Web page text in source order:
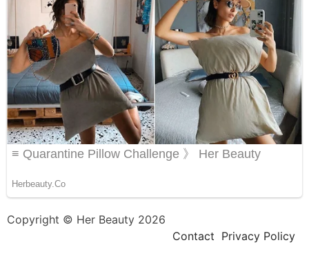
Copyright © Her Beauty 2026
Contact Privacy Policy